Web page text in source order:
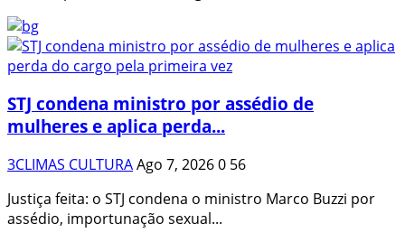
STJ condena ministro por assédio de
mulheres e aplica perda...
3CLIMAS CULTURAAgo 7, 20260 56
Justiça feita: o STJ condena o ministro Marco Buzzi por
assédio, importunação sexual...